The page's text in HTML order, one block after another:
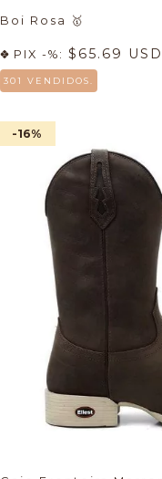
Boi Rosa 🥇
PIX -%: $65.69 USD
301 VENDIDOS.
-16%